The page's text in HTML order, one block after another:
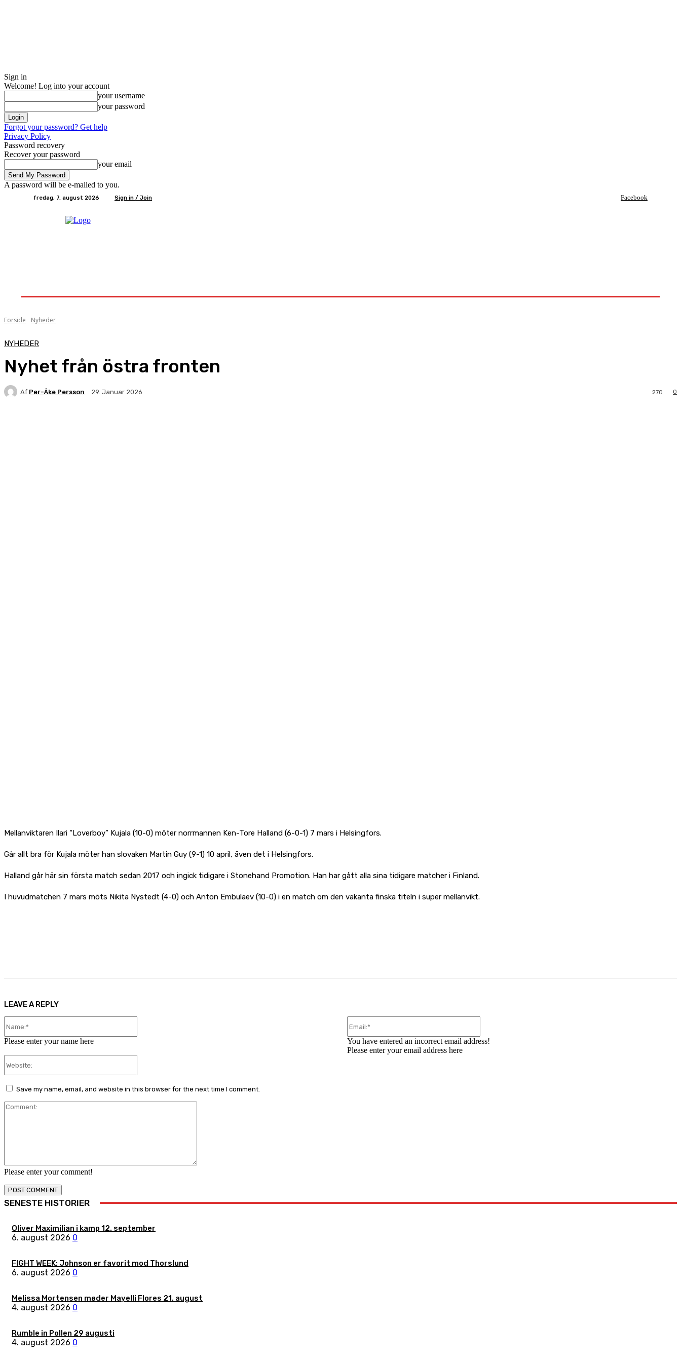
Sign in
Welcome! Log into your account
your username
your password
Forgot your password? Get help
Privacy Policy
Password recovery
Recover your password
your email
A password will be e-mailed to you.
fredag, 7. august 2026 Sign in / Join Facebook
Forside Nyheder
NYHEDER
Nyhet från östra fronten
Af Per-Åke Persson 29. Januar 2026 0
270
Mellanviktaren Ilari “Loverboy” Kujala (10-0) möter norrmannen Ken-Tore Halland (6-0-1) 7 mars i Helsingfors.
Går allt bra för Kujala möter han slovaken Martin Guy (9-1) 10 april, även det i Helsingfors.
Halland går här sin första match sedan 2017 och ingick tidigare i Stonehand Promotion. Han har gått alla sina tidigare matcher i Finland.
I huvudmatchen 7 mars möts Nikita Nystedt (4-0) och Anton Embulaev (10-0) i en match om den vakanta finska titeln i super mellanvikt.
LEAVE A REPLY
Please enter your comment!
Please enter your name here
You have entered an incorrect email address!
Please enter your email address here
Save my name, email, and website in this browser for the next time I comment.
SENESTE HISTORIER
Oliver Maximilian i kamp 12. september
6. august 2026 0
FIGHT WEEK: Johnson er favorit mod Thorslund
6. august 2026 0
Melissa Mortensen møder Mayelli Flores 21. august
4. august 2026 0
Rumble in Pollen 29 augusti
4. august 2026 0